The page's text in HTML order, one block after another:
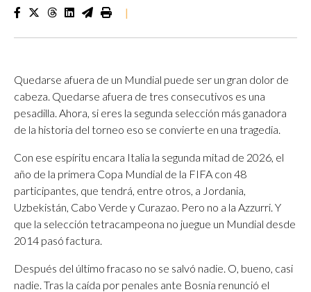
|
Quedarse afuera de un Mundial puede ser un gran dolor de
cabeza. Quedarse afuera de tres consecutivos es una
pesadilla. Ahora, si eres la segunda selección más ganadora
de la historia del torneo eso se convierte en una tragedia.
Con ese espíritu encara Italia la segunda mitad de 2026, el
año de la primera Copa Mundial de la FIFA con 48
participantes, que tendrá, entre otros, a Jordania,
Uzbekistán, Cabo Verde y Curazao. Pero no a la Azzurri. Y
que la selección tetracampeona no juegue un Mundial desde
2014 pasó factura.
Después del último fracaso no se salvó nadie. O, bueno, casi
nadie. Tras la caída por penales ante Bosnia renunció el